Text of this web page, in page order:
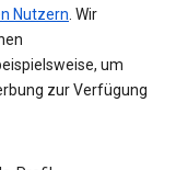
Nutzern. Wir
um
zur Verfügung